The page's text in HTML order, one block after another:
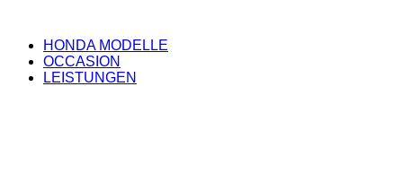
HONDA MODELLE
OCCASION
LEISTUNGEN